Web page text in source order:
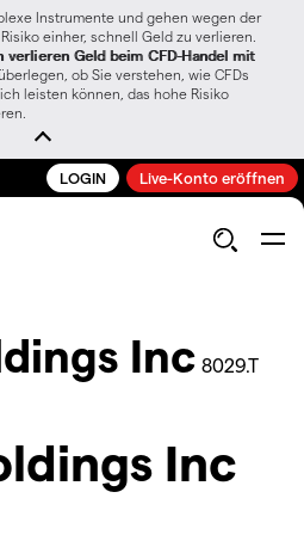
Instrumente und gehen wegen der
einher, schnell Geld zu verlieren.
verlieren Geld beim CFD-Handel mit
ob Sie verstehen, wie CFDs
leisten können, das hohe Risiko
LOGIN Live-Konto eröffnen
Inc 8029.T
Inc